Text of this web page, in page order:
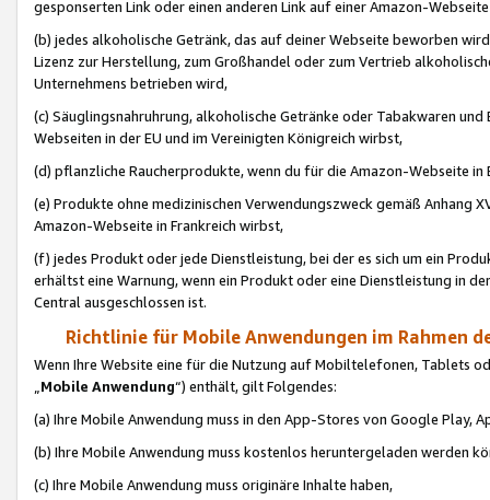
gesponserten Link oder einen anderen Link auf einer Amazon-
(b) jedes alkoholische Getränk, das auf deiner Webseite beworben
Lizenz zur Herstellung, zum Großhandel oder zum Vertrieb
Unternehmens betrieben wird,
(c) Säuglingsnahruhrung, alkoholische Getränke oder Tabakwaren
Webseiten in der EU und im Vereinigten Königreich wirbst,
(d) pflanzliche Raucherprodukte, wenn du für die Amazon-Webseite in
(e) Produkte ohne medizinischen Verwendungszweck gemäß Anhang
Amazon-Webseite in Frankreich wirbst,
(f) jedes Produkt oder jede Dienstleistung, bei der es sich um ein
erhältst eine Warnung, wenn ein Produkt oder eine Dienstleistung in
Central ausgeschlossen ist.
Richtlinie für Mobile Anwendungen im Rahmen
Wenn Ihre Website eine für die Nutzung auf Mobiltelefonen, Tablets
„Mobile Anwendung“) enthält, gilt Folgendes:
(a) Ihre Mobile Anwendung muss in den App-Stores von Google Play,
(b) Ihre Mobile Anwendung muss kostenlos heruntergeladen werden
(c) Ihre Mobile Anwendung muss originäre Inhalte haben,